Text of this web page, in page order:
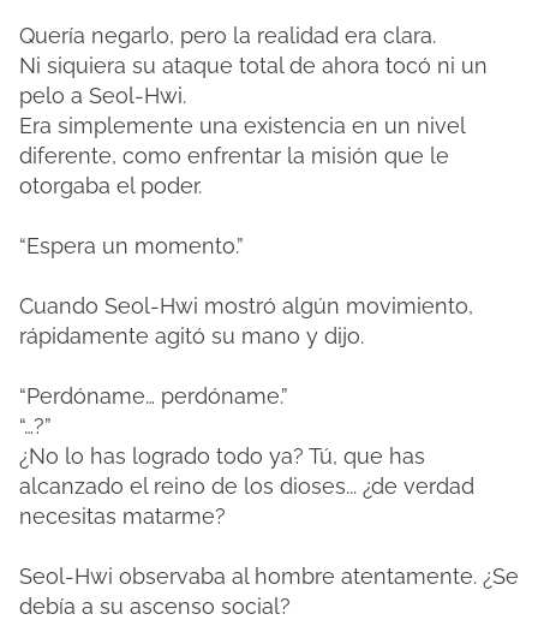
Quería negarlo, pero la realidad era clara.
Ni siquiera su ataque total de ahora tocó ni un
pelo a Seol-Hwi.
Era simplemente una existencia en un nivel
diferente, como enfrentar la misión que le
otorgaba el poder.
“Espera un momento.”
Cuando Seol-Hwi mostró algún movimiento,
rápidamente agitó su mano y dijo.
“Perdóname… perdóname.”
“…?”
¿No lo has logrado todo ya? Tú, que has
alcanzado el reino de los dioses... ¿de verdad
necesitas matarme?
Seol-Hwi observaba al hombre atentamente. ¿Se
debía a su ascenso social?